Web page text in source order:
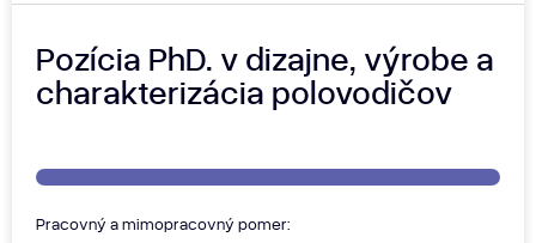
Pozícia PhD. v dizajne, výrobe a
charakterizácia polovodičov
Pracovný a mimopracovný pomer: